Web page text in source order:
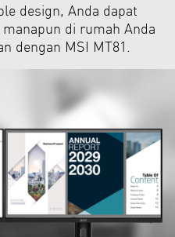
design, Anda dapat
di rumah Anda
dengan MSI MT81.